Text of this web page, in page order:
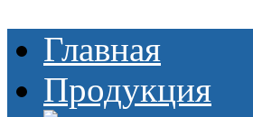
Главная
Продукция